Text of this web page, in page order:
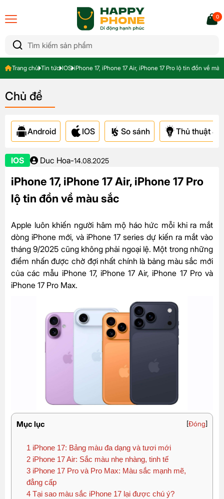
0
Trang chủ Tin tức IOS iPhone 17, iPhone 17 Air, iPhone 17 Pro lộ tin đồn về
Chủ đề
Android IOS So sánh Thủ thuật &
IOS Duc Hoa-14.08.2025
iPhone 17, iPhone 17 Air, iPhone 17 Pro
lộ tin đồn về màu sắc
Apple luôn khiến người hâm mộ háo hức mỗi khi ra mắt
dòng iPhone mới, và iPhone 17 series dự kiến ra mắt vào
tháng 9/2025 cũng không phải ngoại lệ. Một trong những
điểm nhấn được chờ đợi nhất chính là bảng màu sắc mới
của các mẫu iPhone 17, iPhone 17 Air, iPhone 17 Pro và
iPhone 17 Pro Max.
Mục lục [Đóng]
1 iPhone 17: Bảng màu đa dạng và tươi mới
2 iPhone 17 Air: Sắc màu nhẹ nhàng, tinh tế
3 iPhone 17 Pro và Pro Max: Màu sắc mạnh mẽ,
đẳng cấp
4 Tại sao màu sắc iPhone 17 lại được chú ý?